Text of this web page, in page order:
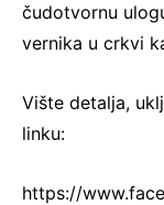
čudotvornu
vernika u crkvi
Vište detalja,
linku:
https://